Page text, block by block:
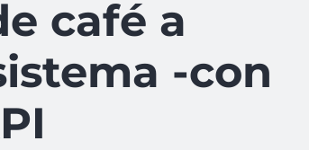
café a
-con